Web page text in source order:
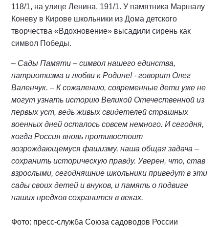
118/1, на улице Ленина, 191/1. У памятника Маршалу
Коневу в Кирове школьники из Дома детского
творчества «Вдохновение» высадили сирень как
символ Победы.
– Сады Памяти – символ нашего единства,
патриотизма и любви к Родине! - говорит Олег
Валенчук. – К сожалению, современные дети уже не
могут узнать историю Великой Отечественной из
первых уст, ведь живых свидетелей страшных
военных дней осталось совсем немного. И сегодня,
когда Россия вновь противостоит
возрождающемуся фашизму, наша общая задача –
сохранить историческую правду. Уверен, что, став
взрослыми, сегодняшние школьники приведут в эти
сады своих детей и внуков, и память о подвиге
наших предков сохранится в веках.
Фото: пресс-служба Союза садоводов России